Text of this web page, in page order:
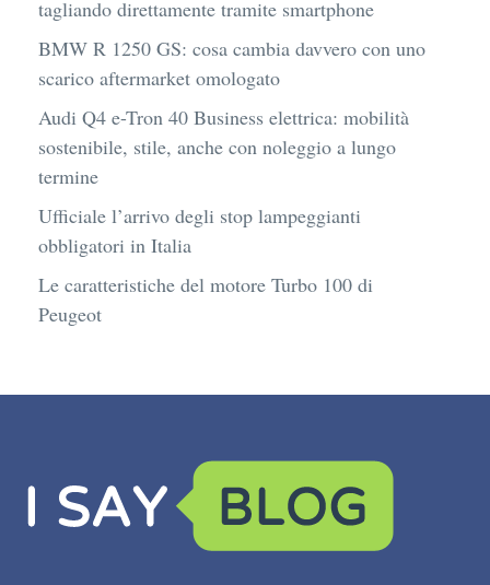
tagliando direttamente tramite smartphone
BMW R 1250 GS: cosa cambia davvero con uno
scarico aftermarket omologato
Audi Q4 e-Tron 40 Business elettrica: mobilità
sostenibile, stile, anche con noleggio a lungo
termine
Ufficiale l’arrivo degli stop lampeggianti
obbligatori in Italia
Le caratteristiche del motore Turbo 100 di
Peugeot